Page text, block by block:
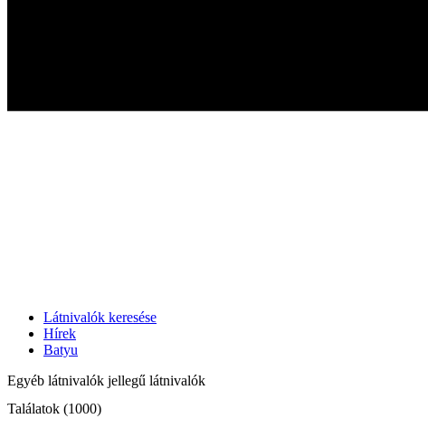
Látnivalók keresése
Hírek
Batyu
Egyéb látnivalók jellegű látnivalók
Találatok (1000)